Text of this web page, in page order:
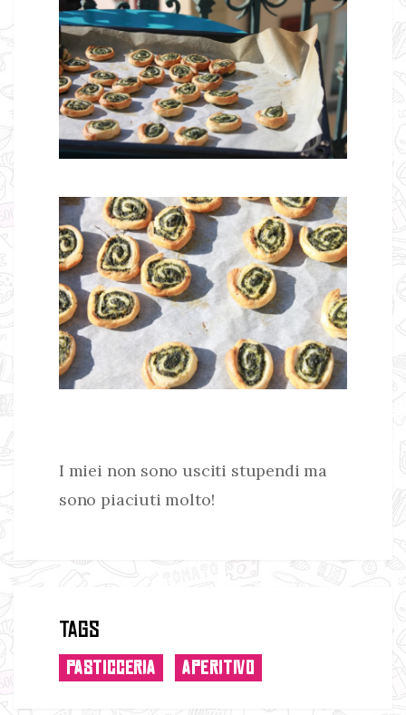
I miei non sono usciti stupendi ma
sono piaciuti molto!
Tags
PASTICCERIA APERITIVO